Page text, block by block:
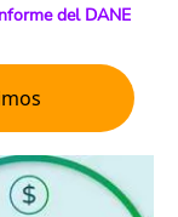
del DANE